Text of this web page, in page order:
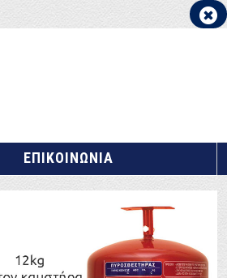
ΕΠΙΚΟΙΝΩΝΙΑ